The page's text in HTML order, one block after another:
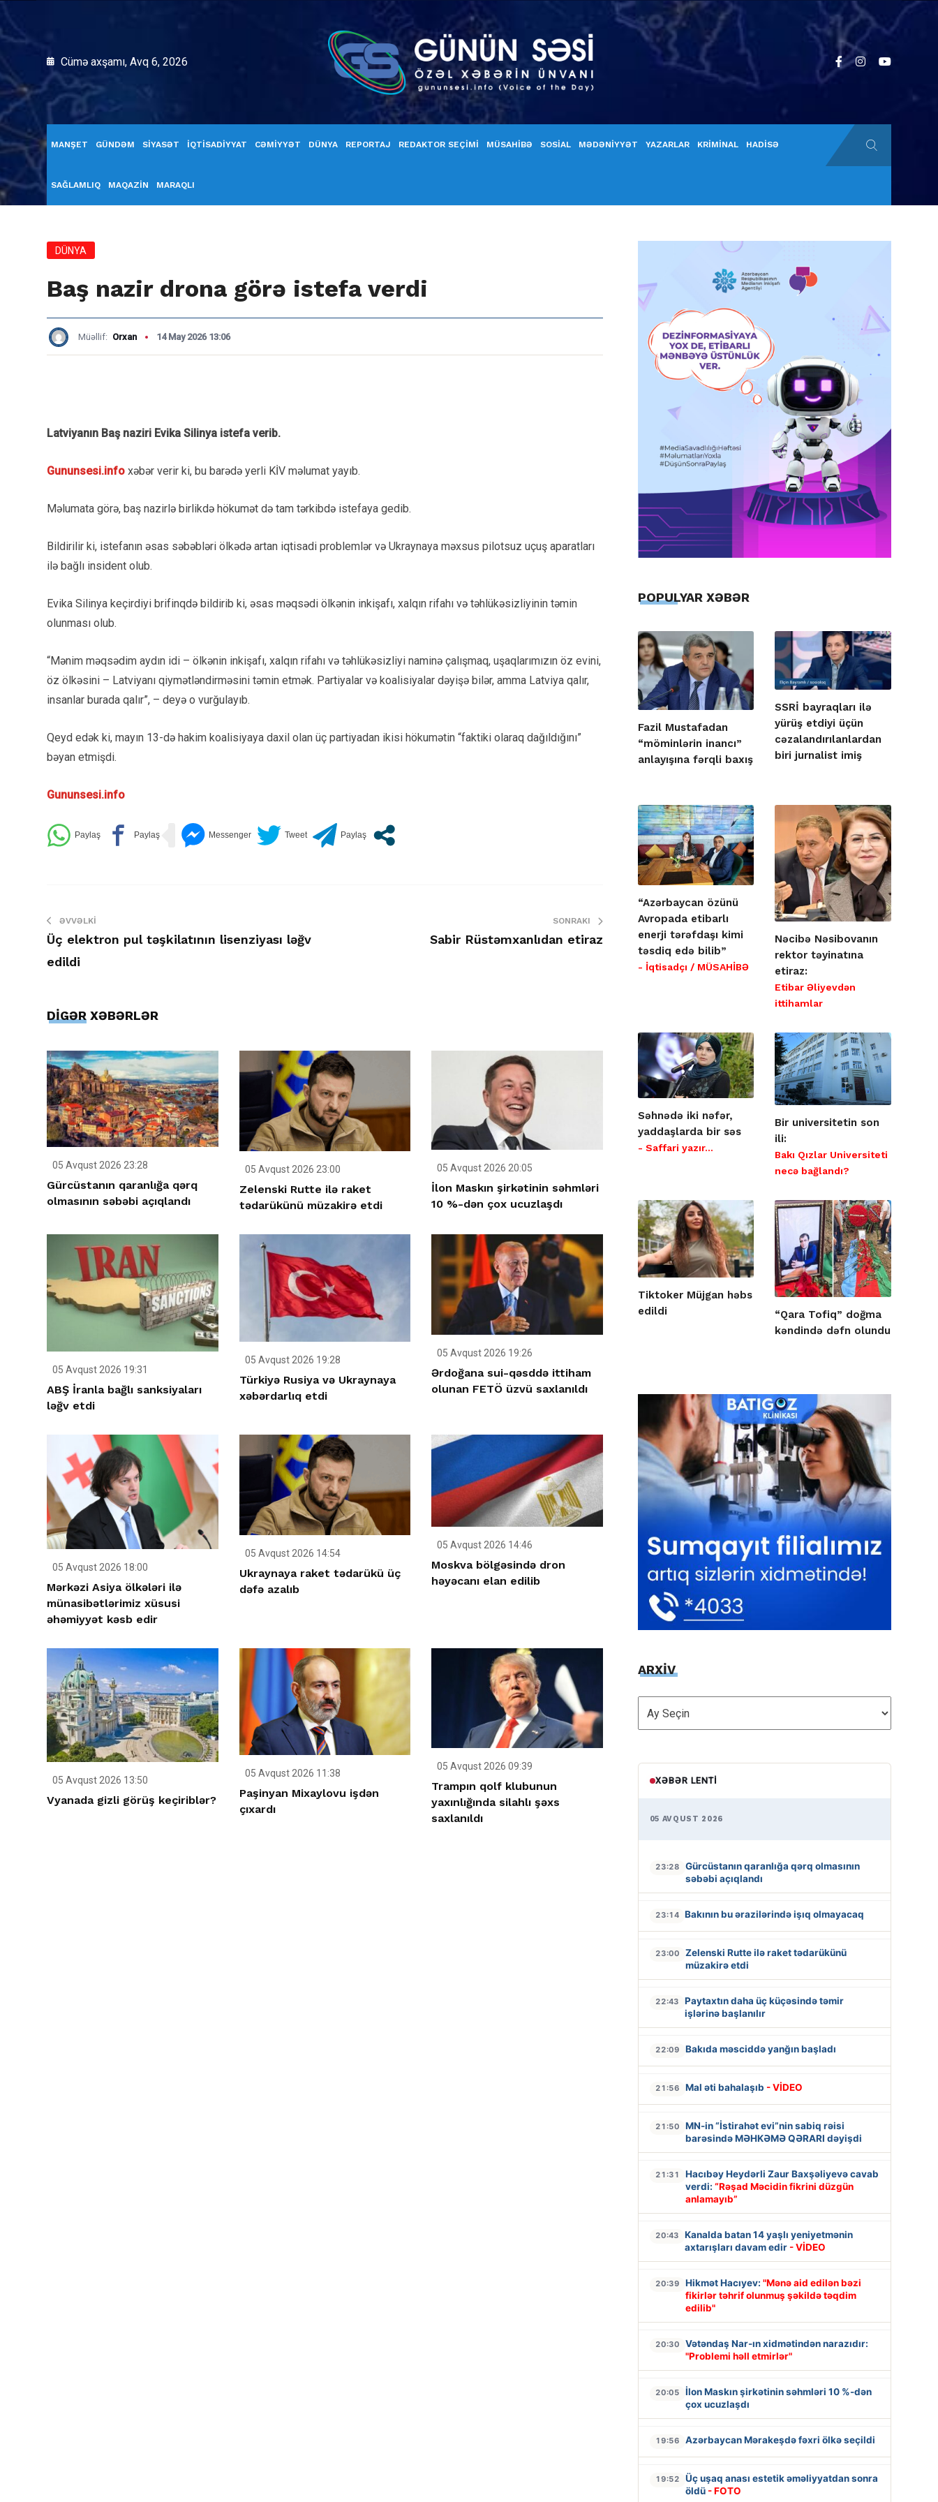
Cümə axşamı, Avq 6, 2026
MANŞET GÜNDƏM SİYASƏT İQTİSADİYYAT CƏMİYYƏT DÜNYA REPORTAJ REDAKTOR SEÇİMİ MÜSAHİBƏ SOSİAL MƏDƏNİYYƏT YAZARLAR KRİMİNAL HADİSƏ
SAĞLAMLIQ MAQAZİN MARAQLI
DÜNYA
Baş nazir drona görə istefa verdi
Müəllif: Orxan 14 May 2026 13:06
Latviyanın Baş naziri Evika Silinya istefa verib.
Gununsesi.info xəbər verir ki, bu barədə yerli KİV məlumat yayıb.
Məlumata görə, baş nazirlə birlikdə hökumət də tam tərkibdə istefaya gedib.
Bildirilir ki, istefanın əsas səbəbləri ölkədə artan iqtisadi problemlər və Ukraynaya məxsus pilotsuz uçuş aparatları
ilə bağlı insident olub.
Evika Silinya keçirdiyi brifinqdə bildirib ki, əsas məqsədi ölkənin inkişafı, xalqın rifahı və təhlükəsizliyinin təmin
olunması olub.
“Mənim məqsədim aydın idi – ölkənin inkişafı, xalqın rifahı və təhlükəsizliyi naminə çalışmaq, uşaqlarımızın öz evini,
öz ölkəsini – Latviyanı qiymətləndirməsini təmin etmək. Partiyalar və koalisiyalar dəyişə bilər, amma Latviya qalır,
insanlar burada qalır”, – deyə o vurğulayıb.
Qeyd edək ki, mayın 13-də hakim koalisiyaya daxil olan üç partiyadan ikisi hökumətin “faktiki olaraq dağıldığını”
bəyan etmişdi.
Gununsesi.info
ƏVVƏLKI
Üç elektron pul təşkilatının lisenziyası ləğv
edildi
SONRAKI
Sabir Rüstəmxanlıdan etiraz
DİGƏR XƏBƏRLƏR
05 Avqust 2026 23:28
Gürcüstanın qaranlığa qərq
olmasının səbəbi açıqlandı
05 Avqust 2026 23:00
Zelenski Rutte ilə raket
tədarükünü müzakirə etdi
05 Avqust 2026 20:05
İlon Maskın şirkətinin səhmləri
10 %-dən çox ucuzlaşdı
05 Avqust 2026 19:31
ABŞ İranla bağlı sanksiyaları
ləğv etdi
05 Avqust 2026 19:28
Türkiyə Rusiya və Ukraynaya
xəbərdarlıq etdi
05 Avqust 2026 19:26
Ərdoğana sui-qəsddə ittiham
olunan FETÖ üzvü saxlanıldı
05 Avqust 2026 18:00
Mərkəzi Asiya ölkələri ilə
münasibətlərimiz xüsusi
əhəmiyyət kəsb edir
05 Avqust 2026 14:54
Ukraynaya raket tədarükü üç
dəfə azalıb
05 Avqust 2026 14:46
Moskva bölgəsində dron
həyəcanı elan edilib
05 Avqust 2026 13:50
Vyanada gizli görüş keçiriblər?
05 Avqust 2026 11:38
Paşinyan Mixaylovu işdən
çıxardı
05 Avqust 2026 09:39
Trampın qolf klubunun
yaxınlığında silahlı şəxs
saxlanıldı
POPULYAR XƏBƏR
Fazil Mustafadan
“möminlərin inancı”
anlayışına fərqli baxış
SSRİ bayraqları ilə
yürüş etdiyi üçün
cəzalandırılanlardan
biri jurnalist imiş
“Azərbaycan özünü
Avropada etibarlı
enerji tərəfdaşı kimi
təsdiq edə bilib”
- İqtisadçı / MÜSAHİBƏ
Nəcibə Nəsibovanın
rektor təyinatına
etiraz:
Etibar Əliyevdən
ittihamlar
Səhnədə iki nəfər,
yaddaşlarda bir səs
- Saffari yazır…
Bir universitetin son
ili:
Bakı Qızlar Universiteti
necə bağlandı?
Tiktoker Müjgan həbs
edildi
“Qara Tofiq” doğma
kəndində dəfn olundu
ARXİV
ARXİV
XƏBƏR LENTI
05 AVQUST 2026
23:28
Gürcüstanın qaranlığa qərq olmasının
səbəbi açıqlandı
23:14 Bakının bu ərazilərində işıq olmayacaq
23:00
Zelenski Rutte ilə raket tədarükünü
müzakirə etdi
22:43
Paytaxtın daha üç küçəsində təmir
işlərinə başlanılır
22:09 Bakıda məsciddə yanğın başladı
21:56 Mal əti bahalaşıb - VİDEO
21:50
MN-in “İstirahət evi”nin sabiq rəisi
barəsində MƏHKƏMƏ QƏRARI dəyişdi
21:31
Hacıbəy Heydərli Zaur Baxşəliyevə cavab
verdi: “Rəşad Məcidin fikrini düzgün
anlamayıb”
20:43
Kanalda batan 14 yaşlı yeniyetmənin
axtarışları davam edir - VİDEO
20:39 Hikmət Hacıyev: "Mənə aid edilən bəzi
fikirlər təhrif olunmuş şəkildə təqdim
edilib"
20:30
Vətəndaş Nar-ın xidmətindən narazıdır:
"Problemi həll etmirlər"
20:05
İlon Maskın şirkətinin səhmləri 10 %-dən
çox ucuzlaşdı
19:56 Azərbaycan Mərakeşdə fəxri ölkə seçildi
19:52
Üç uşaq anası estetik əməliyyatdan sonra
öldü - FOTO